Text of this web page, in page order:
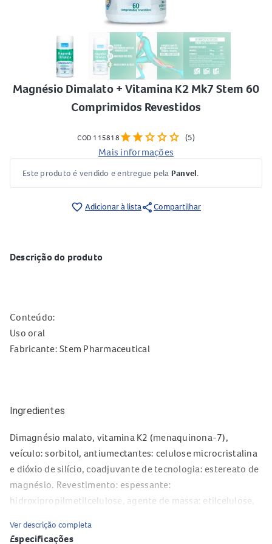
Magnésio Dimalato + Vitamina K2 Mk7 Stem 60
Comprimidos Revestidos
COD 115818 starstarstarstarstar (5)
Mais informações
Este produto é vendido e entregue pela Panvel.
favorite_border Adicionar à listashareCompartilhar
Descrição do produto
Conteúdo:
Uso oral
Fabricante: Stem Pharmaceutical
Ingredientes
Dimagnésio malato, vitamina K2 (menaquinona-7),
veículo: sorbitol, antiumectantes: celulose microcristalina
e dióxio de silício, coadjuvante de tecnologia: estereato de
magnésio. Revestimento: espessante:
hidroxipropilmetilcelulose, agente de massa: etilcelulose,
CONTÉM GLÚTEN. NÃO CONTÉM AÇÚCAR. NÃO CONTÉM
Ver descrição completa
Especificações